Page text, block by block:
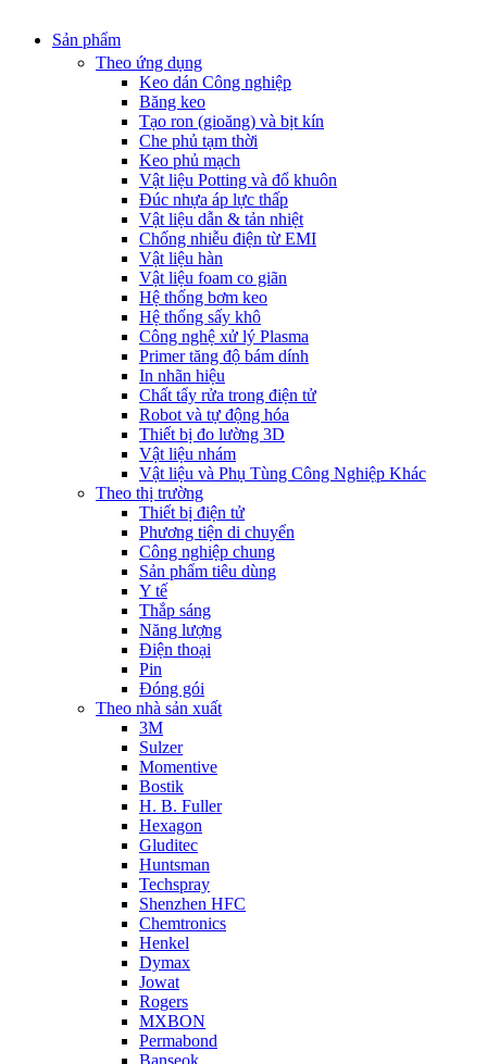
Sản phẩm
Theo ứng dụng
Keo dán Công nghiệp
Băng keo
Tạo ron (gioăng) và bịt kín
Che phủ tạm thời
Keo phủ mạch
Vật liệu Potting và đổ khuôn
Đúc nhựa áp lực thấp
Vật liệu dẫn & tản nhiệt
Chống nhiễu điện từ EMI
Vật liệu hàn
Vật liệu foam co giãn
Hệ thống bơm keo
Hệ thống sấy khô
Công nghệ xử lý Plasma
Primer tăng độ bám dính
In nhãn hiệu
Chất tẩy rửa trong điện tử
Robot và tự động hóa
Thiết bị đo lường 3D
Vật liệu nhám
Vật liệu và Phụ Tùng Công Nghiệp Khác
Theo thị trường
Thiết bị điện tử
Phương tiện di chuyển
Công nghiệp chung
Sản phẩm tiêu dùng
Y tế
Thắp sáng
Năng lượng
Điện thoại
Pin
Đóng gói
Theo nhà sản xuất
3M
Sulzer
Momentive
Bostik
H. B. Fuller
Hexagon
Gluditec
Huntsman
Techspray
Shenzhen HFC
Chemtronics
Henkel
Dymax
Jowat
Rogers
MXBON
Permabond
Banseok